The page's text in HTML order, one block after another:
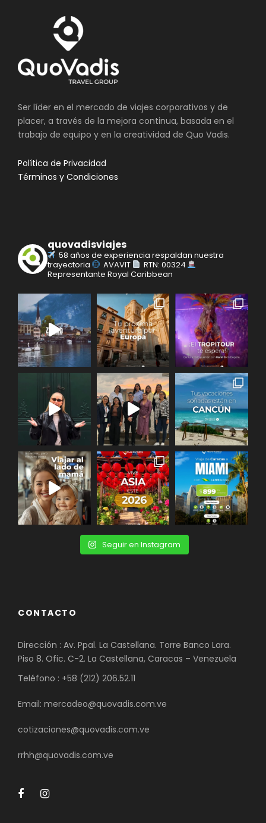
Ser líder en el mercado de viajes corporativos y de
placer, a través de la mejora continua, basada en el
trabajo de equipo y en la creatividad de Quo Vadis.
Política de Privacidad
Términos y Condiciones
quovadisviajes
58 años de experiencia respaldan nuestra
trayectoria
AVAVIT
RTN: 00324
Representante Royal Caribbean
Seguir en Instagram
CONTACTO
Dirección : Av. Ppal. La Castellana. Torre Banco Lara.
Piso 8. Ofic. C-2. La Castellana, Caracas – Venezuela
Teléfono : +58 (212) 206.52.11
Email: mercadeo@quovadis.com.ve
cotizaciones@quovadis.com.ve
rrhh@quovadis.com.ve